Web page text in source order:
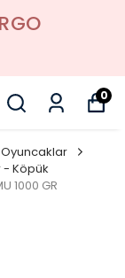
0
- Köpük
1000 GR